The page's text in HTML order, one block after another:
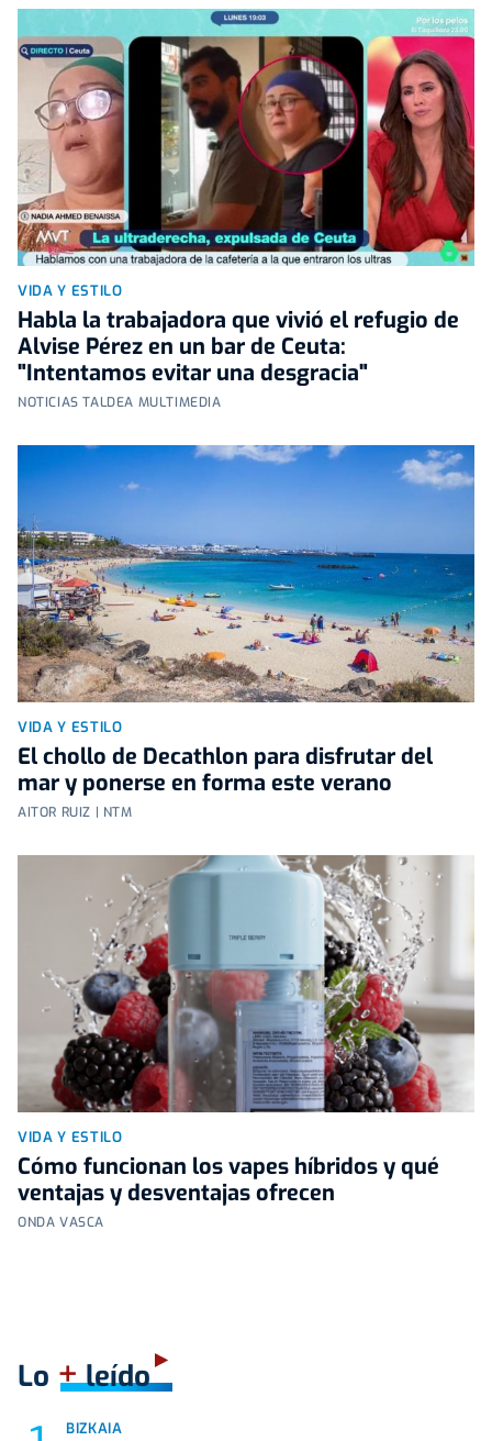
VIDA Y ESTILO
Habla la trabajadora que vivió el refugio de
Alvise Pérez en un bar de Ceuta:
"Intentamos evitar una desgracia"
NOTICIAS TALDEA MULTIMEDIA
VIDA Y ESTILO
El chollo de Decathlon para disfrutar del
mar y ponerse en forma este verano
AITOR RUIZ | NTM
VIDA Y ESTILO
Cómo funcionan los vapes híbridos y qué
ventajas y desventajas ofrecen
ONDA VASCA
Lo +leído
BIZKAIA